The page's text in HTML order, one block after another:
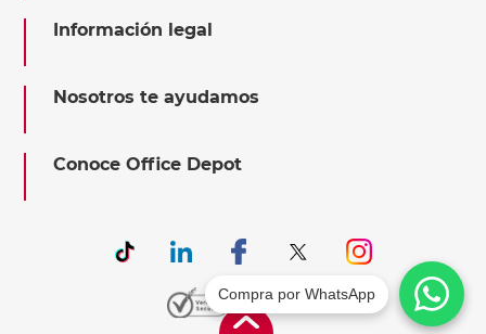
Información legal
Nosotros te ayudamos
Conoce Office Depot
Compra por WhatsApp